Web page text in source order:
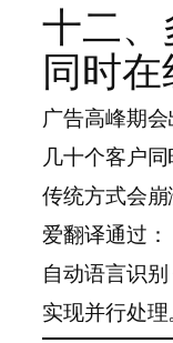
十二
同时
广告高峰期会
几十个客户同
传统方式会崩
爱翻译通过：
自动语言识别
实现并行处理